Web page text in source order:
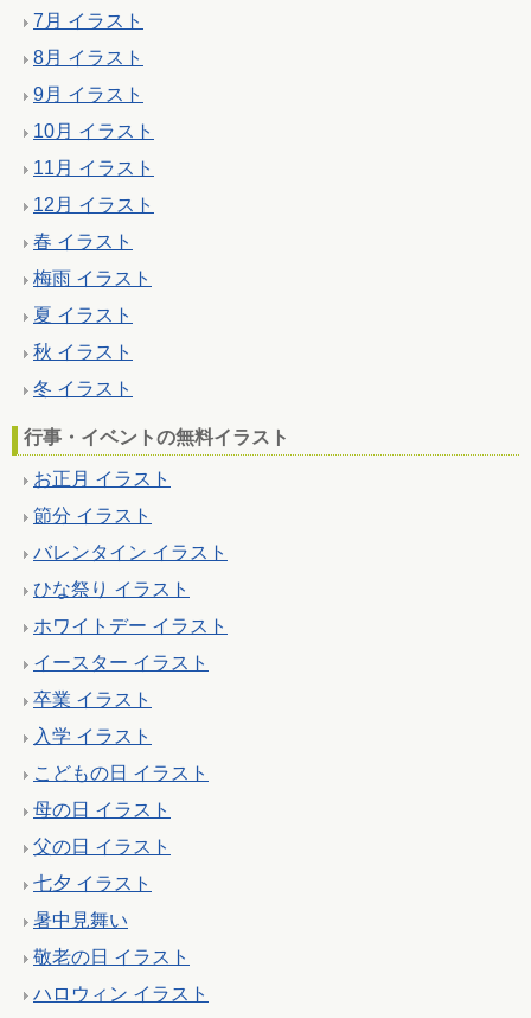
7月 イラスト
8月 イラスト
9月 イラスト
10月 イラスト
11月 イラスト
12月 イラスト
春 イラスト
梅雨 イラスト
夏 イラスト
秋 イラスト
冬 イラスト
行事・イベントの無料イラスト
お正月 イラスト
節分 イラスト
バレンタイン イラスト
ひな祭り イラスト
ホワイトデー イラスト
イースター イラスト
卒業 イラスト
入学 イラスト
こどもの日 イラスト
母の日 イラスト
父の日 イラスト
七夕 イラスト
暑中見舞い
敬老の日 イラスト
ハロウィン イラスト